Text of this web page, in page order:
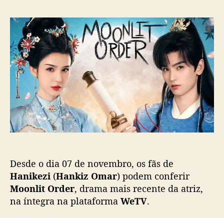
r
o
p
o
s
t
d
e
p
u
b
a
ç
ã
a
n
i
k
e
r
e
c
a
e
Desde o dia 07 de novembro, os fãs de
Hanikezi (Hankiz Omar) podem conferir
Moonlit Order, drama mais recente da atriz,
na íntegra na plataforma WeTV.